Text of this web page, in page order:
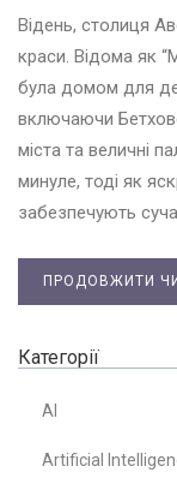
Відень, столиця
краси. Відома як
була домом для
включаючи
міста та величні
минуле, тоді як
забезпечують
ПРОДОВЖИТИ
Категорії
AI
Artificial